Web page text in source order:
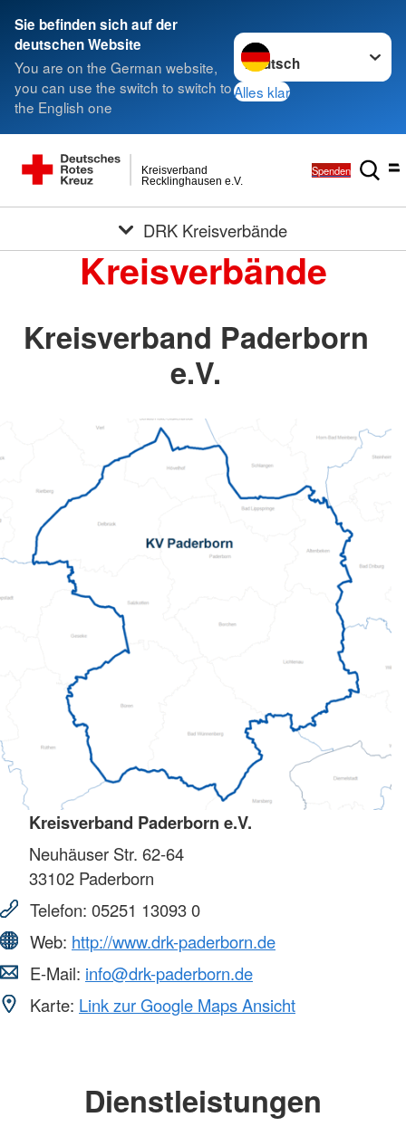
Sie befinden sich auf der
deutschen Website
You are on the German website,
you can use the switch to switch to
the English one
Sprache wechseln zu
Alles klar
Recklinghausen e.V.
Kreisverband Spenden
DRK Kreisverbände
Kreisverbände
Kreisverband Paderborn
e.V.
Kreisverband Paderborn e.V.
Neuhäuser Str. 62-64
33102 Paderborn
Telefon: 05251 13093 0
Web: http://www.drk-paderborn.de
E-Mail: info@drk-paderborn.de
Karte: Link zur Google Maps Ansicht
Dienstleistungen